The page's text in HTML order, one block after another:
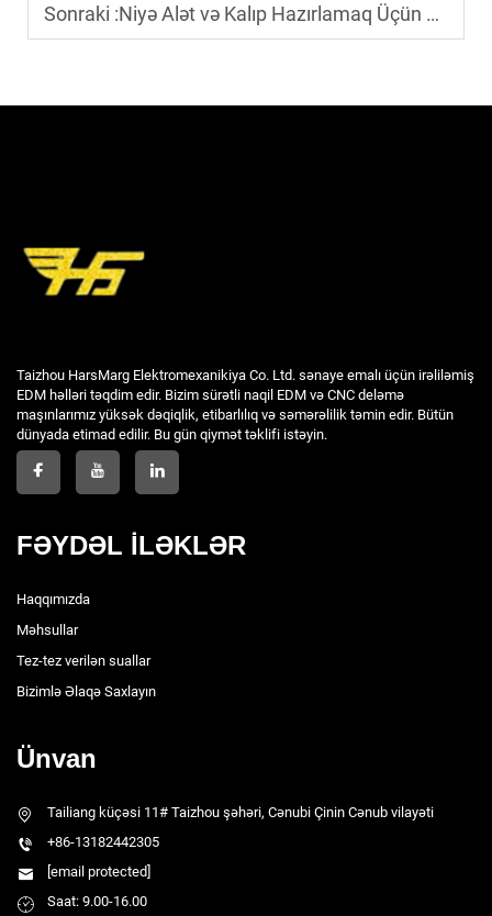
Sonraki :Niyə Alət və Kalıp Hazırlamaq Üçün Nağınla Elektrik Dizayn Maşını (Wire EDM) Seçməlisiniz?
Taizhou HarsMarg Elektromexanikiya Co. Ltd. sənaye emalı üçün irəliləmiş
EDM həlləri təqdim edir. Bizim sürətli naqil EDM və CNC deləmə
maşınlarımız yüksək dəqiqlik, etibarlılıq və səmərəlilik təmin edir. Bütün
dünyada etimad edilir. Bu gün qiymət təklifi istəyin.
FƏYDƏL İLƏKLƏR
Haqqımızda
Məhsullar
Tez-tez verilən suallar
Bizimlə Əlaqə Saxlayın
Ünvan
Tailiang küçəsi 11# Taizhou şəhəri, Cənubi Çinin Cənub vilayəti
+86-13182442305
[email protected]
Saat: 9.00-16.00